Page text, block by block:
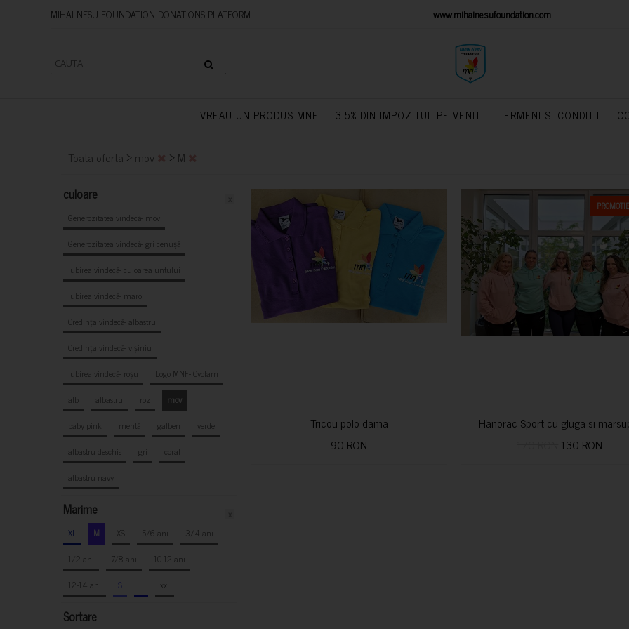
MIHAI NESU FOUNDATION DONATIONS PLATFORM www.mihainesufoundation.com
VREAU UN PRODUS MNF 3.5% DIN IMPOZITUL PE VENIT TERMENI SI CONDITII
Toata oferta > mov > M
culoare
Generozitatea vindecă- mov
Generozitatea vindecă- gri cenușă
Iubirea vindecă- culoarea untului
Iubirea vindecă- maro
Credința vindecă- albastru
Credința vindecă- vișiniu
Iubirea vindecă- roșu
Logo MNF- Cyclam
alb
albastru roz
mov
baby pink
mentă galben
verde
albastru deschis
gri
coral
albastru navy
Marime
XL M XS 5/6 ani
3/4 ani
1/2 ani
7/8 ani
10-12 ani
12-14 ani
S L xxl
Sortare
Tricou polo dama
90 RON
CUMPARA
Hanorac Sport cu gluga si
130 RON
CUMPARA